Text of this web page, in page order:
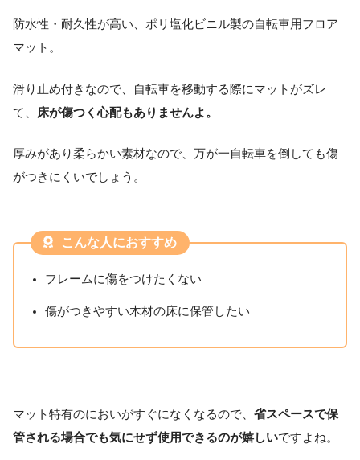
防水性・耐久性が高い、ポリ塩化ビニル製の自転車用フロア
マット。
滑り止め付きなので、自転車を移動する際にマットがズレ
て、
床が傷つく心配もありませんよ。
厚みがあり柔らかい素材なので、万が一自転車を倒しても傷
がつきにくいでしょう。
こんな人におすすめ
フレームに傷をつけたくない
傷がつきやすい木材の床に保管したい
マット特有のにおいがすぐになくなるので、 省スペースで保
管される場合でも気にせず使用できるのが嬉しいですよね。